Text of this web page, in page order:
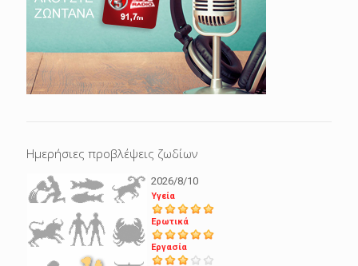
Ημερήσιες προβλέψεις ζωδίων
2026/8/10
Υγεία
Ερωτικά
Εργασία